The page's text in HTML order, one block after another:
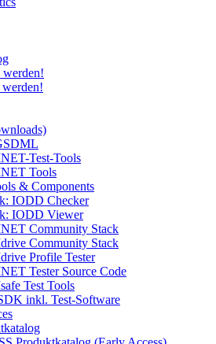
werden!
Test-Tools
Tools
& Components
IODD Checker
IODD Viewer
Community Stack
Community Stack
Profile Tester
Tester Source Code
Test Tools
inkl. Test-Software